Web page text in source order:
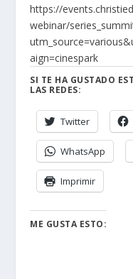
https://
webinar/
aign=cinespark
SI TE HA GUSTADO
LAS REDES:
Twitter
WhatsApp
Imprimir
ME GUSTA ESTO: